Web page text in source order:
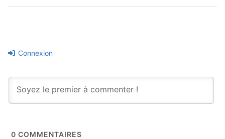
Connexion
0 COMMENTAIRES